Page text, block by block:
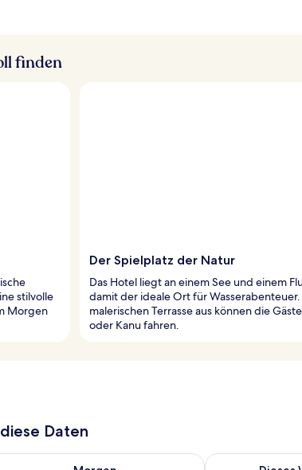
finden
stilvolle
Morgen
Der Spielplatz der Natur
Das Hotel liegt an einem See und einem
damit der ideale Ort für
malerischen Terrasse aus können die
oder Kanu fahren.
Daten
Aug. 7 - Aug. 8.
die Verfügbarkeit für morgen, Aug. 8 - Aug.
Überprüfe die